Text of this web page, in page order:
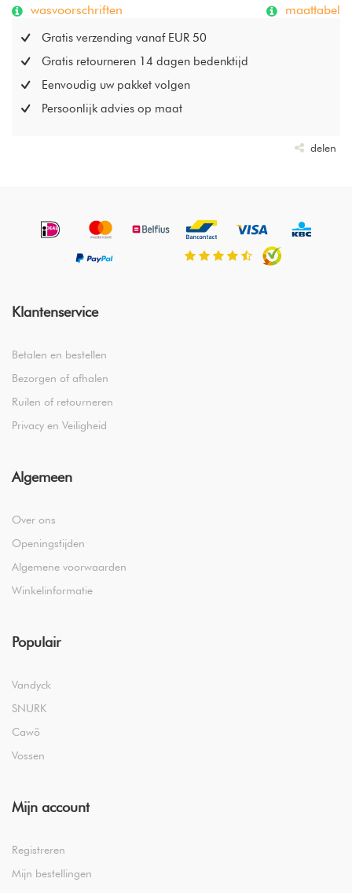
wasvoorschriften maattabel
Gratis verzending vanaf EUR 50
Gratis retourneren 14 dagen bedenktijd
Eenvoudig uw pakket volgen
Persoonlijk advies op maat
delen
Klantenservice
Betalen en bestellen
Bezorgen of afhalen
Ruilen of retourneren
Privacy en Veiligheid
Algemeen
Over ons
Openingstijden
Algemene voorwaarden
Winkelinformatie
Populair
Vandyck
SNURK
Cawö
Vossen
Mijn account
Registreren
Mijn bestellingen